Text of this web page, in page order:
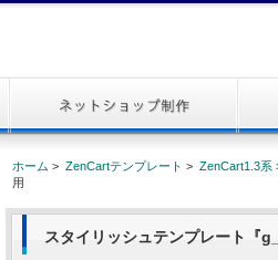
ホーム > ZenCartテンプレート > ZenCart1.3系
用
スタイリッシュテンプレート『